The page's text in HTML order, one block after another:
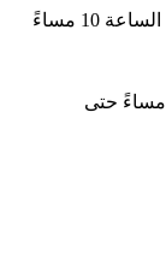
• مركز إن إم سي رويال الطبي من الساعة 5 مساءً حتى